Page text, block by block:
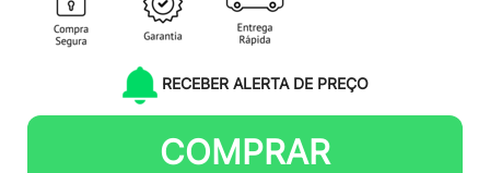
RECEBER ALERTA DE PREÇO
COMPRAR